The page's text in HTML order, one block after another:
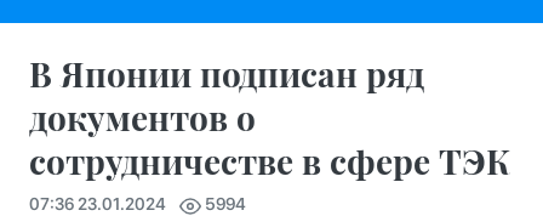
В Японии подписан ряд
документов о
сотрудничестве в сфере ТЭК
07:36 23.01.2024 5994